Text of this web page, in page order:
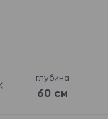
глубина
60 см